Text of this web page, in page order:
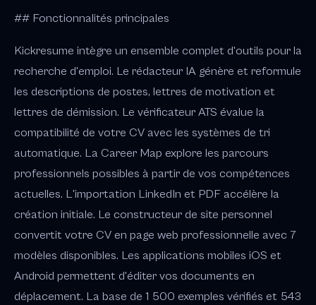
## Fonctionnalités principales
Kickresume intègre un ensemble complet d'outils pour la
recherche d'emploi. Le rédacteur IA génère et reformule
les descriptions de postes, lettres de motivation et
lettres de démission. Le vérificateur ATS évalue la
compatibilité de votre CV avec les systèmes de tri
automatique. La Career Map explore les parcours
professionnels possibles à partir de vos compétences
actuelles. L'importation LinkedIn et PDF accélère la
création initiale. Le constructeur de site personnel
convertit votre CV en page web professionnelle avec 7
modèles disponibles. Les applications mobiles iOS et
Android permettent d'éditer vos documents en
déplacement. La base de 1 500 exemples vérifiés et 543